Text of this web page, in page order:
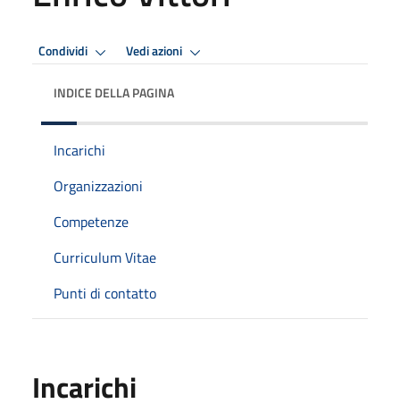
Condividi Vedi azioni
INDICE DELLA PAGINA
Incarichi
Organizzazioni
Competenze
Curriculum Vitae
Punti di contatto
Incarichi